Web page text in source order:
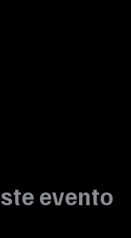
evento